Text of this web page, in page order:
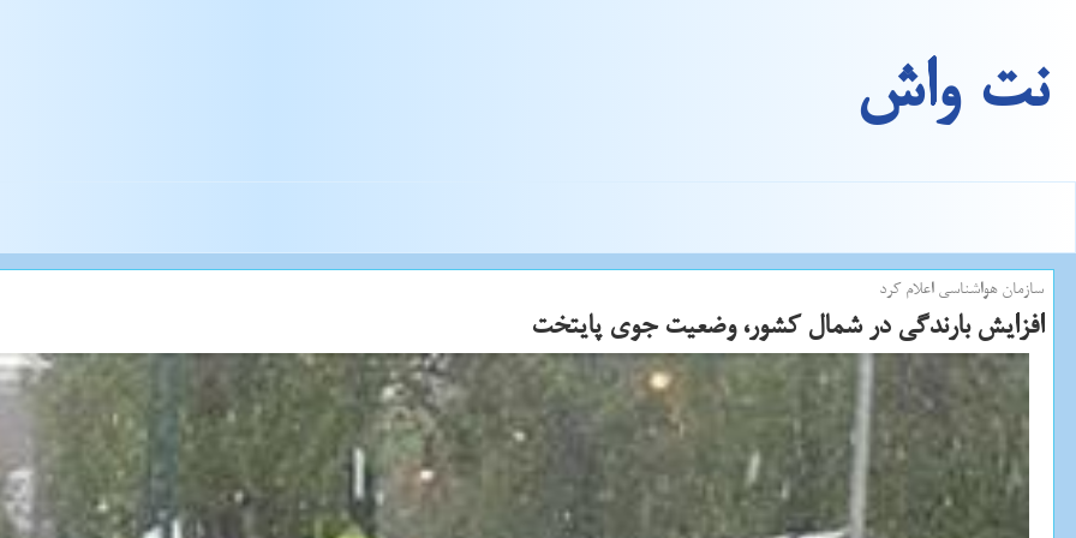
نت واش
سازمان هواشناسی اعلام كرد
افزایش بارندگی در شمال كشور، وضعیت جوی پایتخت